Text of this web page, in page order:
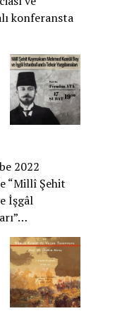
konferansta
2022
“Millî Şehit
İşgâl